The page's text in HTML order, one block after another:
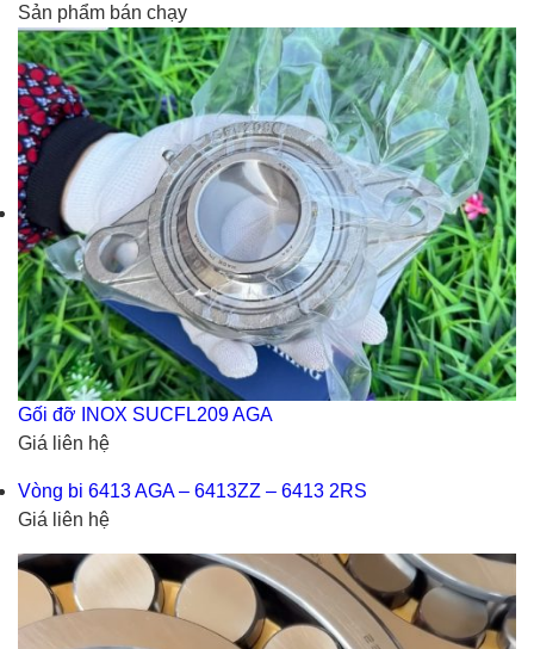
Sản phẩm bán chạy
Gối đỡ INOX SUCFL209 AGA
Giá liên hệ
Vòng bi 6413 AGA – 6413ZZ – 6413 2RS
Giá liên hệ